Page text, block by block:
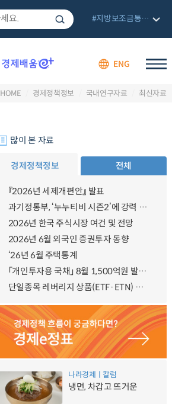
ENG
#지방보조금통합관리망
HOME 경제정책정보 국내연구자료 최신자료
많이 본 자료
경제정책정보 전체
『2026년 세제개편안』 발표
과기정통부, ‘누누티비 시즌2’에 강력 대응 의지 밝혀
2026년 한국 주식시장 여건 및 전망
2026년 6월 외국인 증권투자 동향
‘26년 6월 주택통계
「개인투자용 국채」 8월 1,500억원 발행 예정
단일종목 레버리지 상품(ETF·ETN) 기본예탁금 강화 조기시행 방안 안내
나라경제ㅣ칼럼
냉면, 차갑고 뜨거운